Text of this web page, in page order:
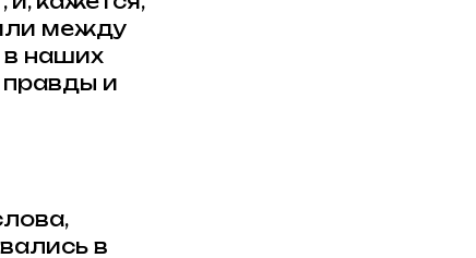
между
в наших
и
в